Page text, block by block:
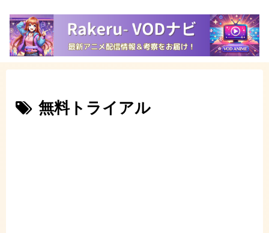
無料トライアル